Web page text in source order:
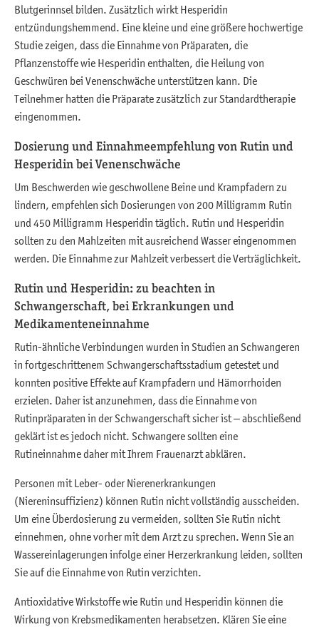
Blutgerinnsel bilden. Zusätzlich wirkt Hesperidin
entzündungshemmend. Eine kleine und eine größere hochwertige
Studie zeigen, dass die Einnahme von Präparaten, die
Pflanzenstoffe wie Hesperidin enthalten, die Heilung von
Geschwüren bei Venenschwäche unterstützen kann. Die
Teilnehmer hatten die Präparate zusätzlich zur Standardtherapie
eingenommen.
Dosierung und Einnahmeempfehlung von Rutin und
Hesperidin bei Venenschwäche
Um Beschwerden wie geschwollene Beine und Krampfadern zu
lindern, empfehlen sich Dosierungen von 200 Milligramm Rutin
und 450 Milligramm Hesperidin täglich. Rutin und Hesperidin
sollten zu den Mahlzeiten mit ausreichend Wasser eingenommen
werden. Die Einnahme zur Mahlzeit verbessert die Verträglichkeit.
Rutin und Hesperidin: zu beachten in
Schwangerschaft, bei Erkrankungen und
Medikamenteneinnahme
Rutin-ähnliche Verbindungen wurden in Studien an Schwangeren
in fortgeschrittenem Schwangerschaftsstadium getestet und
konnten positive Effekte auf Krampfadern und Hämorrhoiden
erzielen. Daher ist anzunehmen, dass die Einnahme von
Rutinpräparaten in der Schwangerschaft sicher ist – abschließend
geklärt ist es jedoch nicht. Schwangere sollten eine
Rutineinnahme daher mit Ihrem Frauenarzt abklären.
Personen mit Leber- oder Nierenerkrankungen
(Niereninsuffizienz) können Rutin nicht vollständig ausscheiden.
Um eine Überdosierung zu vermeiden, sollten Sie Rutin nicht
einnehmen, ohne vorher mit dem Arzt zu sprechen. Wenn Sie an
Wassereinlagerungen infolge einer Herzerkrankung leiden, sollten
Sie auf die Einnahme von Rutin verzichten.
Antioxidative Wirkstoffe wie Rutin und Hesperidin können die
Wirkung von Krebsmedikamenten herabsetzen. Klären Sie eine